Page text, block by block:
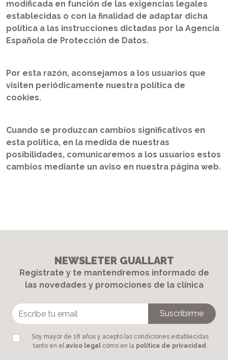
modificada en función de las exigencias legales
establecidas o con la finalidad de adaptar dicha
política a las instrucciones dictadas por la Agencia
Española de Protección de Datos.
Por esta razón, aconsejamos a los usuarios que
visiten periódicamente nuestra política de
cookies.
Cuando se produzcan cambios significativos en
esta política, en la medida de nuestras
posibilidades, comunicaremos a los usuarios estos
cambios mediante un aviso en nuestra página web.
NEWSLETER GUALLART
Regístrate y te mantendremos informado de
las novedades y promociones de la clínica
Soy mayor de 18 años y acepto las condiciones establecidas
tanto en el aviso legalcómo en la política de privacidad.